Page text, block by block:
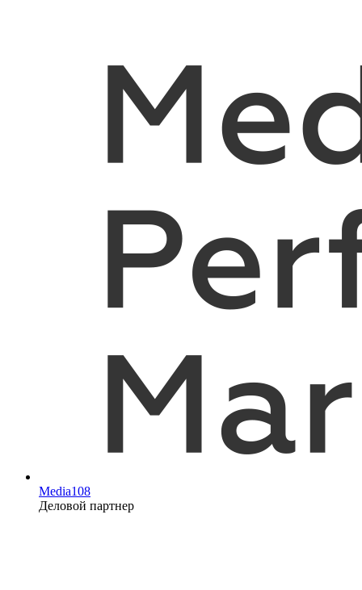
Media108
Деловой партнер